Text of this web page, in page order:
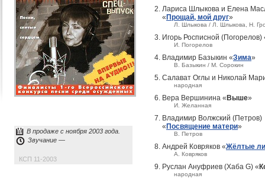
В продаже с ноября 2003 года.
Звучание —
КСП 11-2003
Лариса Шлыкова и Елена
« Прощай, мой друг»
Л. Шлыкова / Л. Шлыкова, Н.
Игорь Росписной (Погорелов)
И. Погорелов
Владимир Базыкин «Зима»
В. Базыкин / М. Сорокин
Салават Оглы и Николай
народная
Вера Вершинина « Выше»
И. Желанная
Владимир Волжский (Петров)
« Посвящение матери»
В. Петров
Андрей Ковряков «Жёлтые
А. Ковряков
Руслан Ануфриев (Хаба G) «
народная